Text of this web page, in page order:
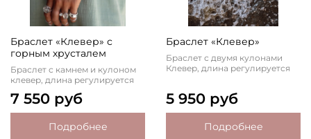
Браслет «Клевер» с
горным хрусталем
Браслет с камнем и кулоном
клевер, длина регулируется
7 550 руб
Подробнее
Браслет «Клевер»
Браслет с двумя кулонами
Клевер, длина регулируется
5 950 руб
Подробнее